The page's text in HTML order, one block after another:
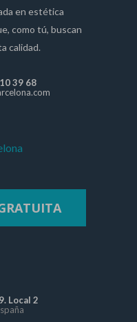
en estética
como tú, buscan
calidad.
39 68
Local 2